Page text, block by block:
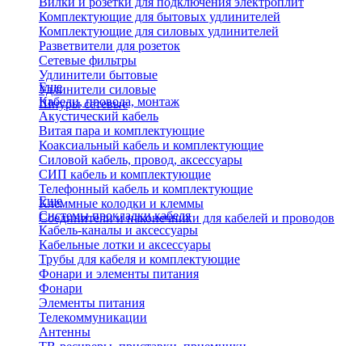
Комплектующие для бытовых удлинителей
Комплектующие для силовых удлинителей
Разветвители для розеток
Сетевые фильтры
Удлинители бытовые
Удлинители силовые
Шнуры сетевые
Еще
Кабели, провода, монтаж
Акустический кабель
Витая пара и комплектующие
Коаксиальный кабель и комплектующие
Силовой кабель, провод, аксессуары
СИП кабель и комплектующие
Телефонный кабель и комплектующие
Клеммные колодки и клеммы
Соединители и наконечники для кабелей и проводов
Еще
Системы прокладки кабеля
Кабель-каналы и аксессуары
Кабельные лотки и аксессуары
Трубы для кабеля и комплектующие
Фонари и элементы питания
Фонари
Элементы питания
Телекоммуникации
Антенны